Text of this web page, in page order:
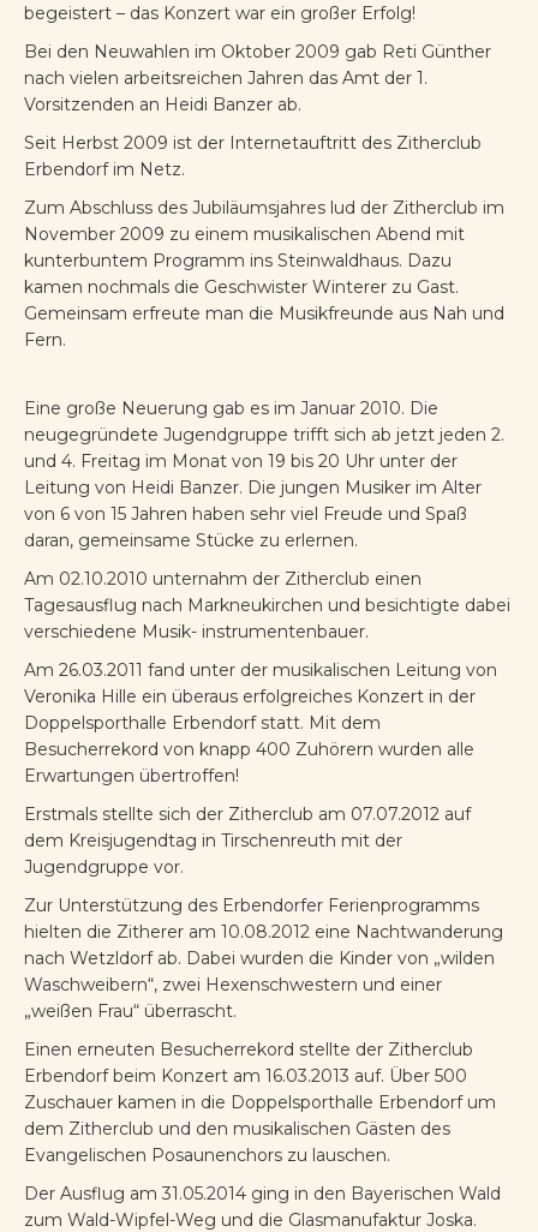
begeistert – das Konzert war ein großer Erfolg!
Bei den Neuwahlen im Oktober 2009 gab Reti Günther
nach vielen arbeitsreichen Jahren das Amt der 1.
Vorsitzenden an Heidi Banzer ab.
Seit Herbst 2009 ist der Internetauftritt des Zitherclub
Erbendorf im Netz.
Zum Abschluss des Jubiläumsjahres lud der Zitherclub im
November 2009 zu einem musikalischen Abend mit
kunterbuntem Programm ins Steinwaldhaus. Dazu
kamen nochmals die Geschwister Winterer zu Gast.
Gemeinsam erfreute man die Musikfreunde aus Nah und
Fern.
Eine große Neuerung gab es im Januar 2010. Die
neugegründete Jugendgruppe trifft sich ab jetzt jeden 2.
und 4. Freitag im Monat von 19 bis 20 Uhr unter der
Leitung von Heidi Banzer. Die jungen Musiker im Alter
von 6 von 15 Jahren haben sehr viel Freude und Spaß
daran, gemeinsame Stücke zu erlernen.
Am 02.10.2010 unternahm der Zitherclub einen
Tagesausflug nach Markneukirchen und besichtigte dabei
verschiedene Musik- instrumentenbauer.
Am 26.03.2011 fand unter der musikalischen Leitung von
Veronika Hille ein überaus erfolgreiches Konzert in der
Doppelsporthalle Erbendorf statt. Mit dem
Besucherrekord von knapp 400 Zuhörern wurden alle
Erwartungen übertroffen!
Erstmals stellte sich der Zitherclub am 07.07.2012 auf
dem Kreisjugendtag in Tirschenreuth mit der
Jugendgruppe vor.
Zur Unterstützung des Erbendorfer Ferienprogramms
hielten die Zitherer am 10.08.2012 eine Nachtwanderung
nach Wetzldorf ab. Dabei wurden die Kinder von „wilden
Waschweibern“, zwei Hexenschwestern und einer
„weißen Frau“ überrascht.
Einen erneuten Besucherrekord stellte der Zitherclub
Erbendorf beim Konzert am 16.03.2013 auf. Über 500
Zuschauer kamen in die Doppelsporthalle Erbendorf um
dem Zitherclub und den musikalischen Gästen des
Evangelischen Posaunenchors zu lauschen.
Der Ausflug am 31.05.2014 ging in den Bayerischen Wald
zum Wald-Wipfel-Weg und die Glasmanufaktur Joska.